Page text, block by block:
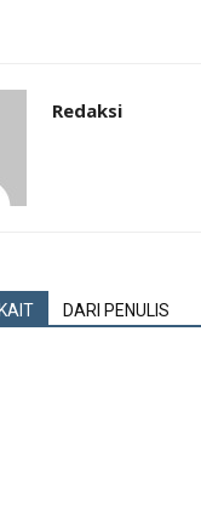
Redaksi
DARI PENULIS